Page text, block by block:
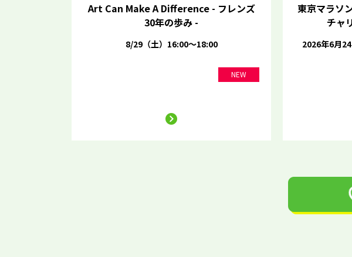
Art Can Make A Difference - フレンズ
30年の歩み -
8/29（土）16:00～18:00
NEW
東京マラソ
チャ
2026年6月